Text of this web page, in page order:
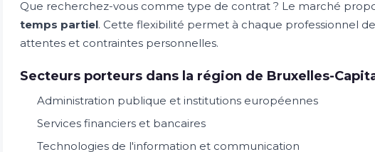
Que recherchez-vous comme type de contrat ? Le marché
temps partiel. Cette flexibilité permet à chaque professionnel
attentes et contraintes personnelles.
Secteurs porteurs dans la région de Bruxelles-
Administration publique et institutions européennes
Services financiers et bancaires
Technologies de l'information et communication